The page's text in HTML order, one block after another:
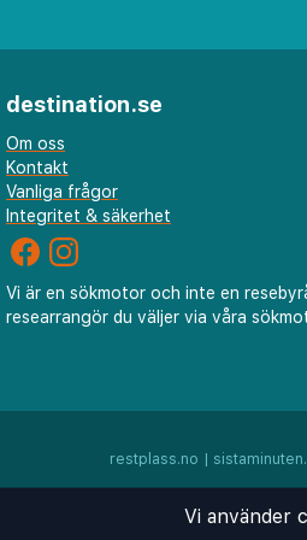
rätter, medan loungebaren
kvällsdrinkar.
Ytterligare bekvämligheter
wellnessområde med bastu
ökad bekvämlighet.
lätt att utforska Palmas
shoppingområden och
säkerställer en minnesvärd
destination.se
Om oss
Kontakt
Vanliga frågor
Integritet & säkerhet
Vi är en sökmotor och inte en
researrangör du väljer via våra
restplass.no
Vi använder